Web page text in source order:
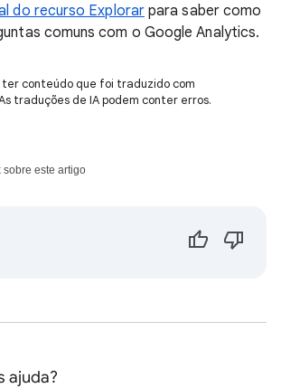
do recurso Explorarpara saber como
comuns com o Google Analytics.
conteúdo que foi traduzido com
traduções de IA podem conter erros.
sobre este artigo
ajuda?